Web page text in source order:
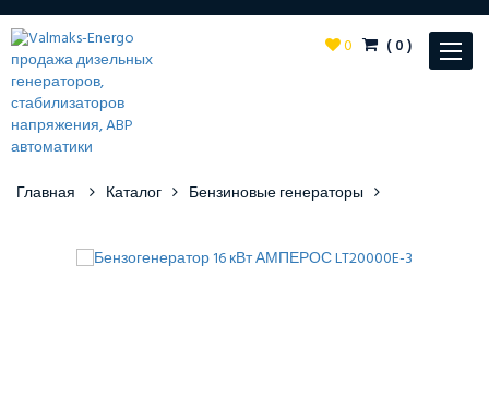
Toggle
0 (0)
Главная Каталог Бензиновые генераторы